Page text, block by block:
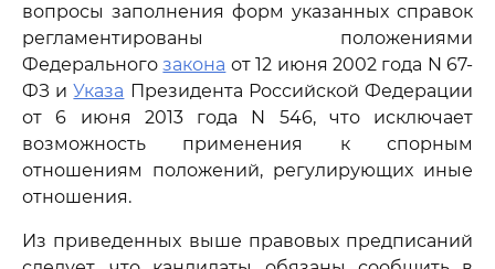
вопросы заполнения форм указанных справок
регламентированы положениями
Федеральногозакона от 12 июня 2002 года N 67-
ФЗ иУказа Президента Российской Федерации
от 6 июня 2013 года N 546, что исключает
возможность применения к спорным
отношениям положений, регулирующих иные
отношения.
Из приведенных выше правовых предписаний